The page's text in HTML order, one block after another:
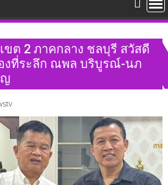
ต 2 ภาคกลาง ชลบุรี สวัสดี
งที่ระลึก ณพล บริบูรณ์-นภ